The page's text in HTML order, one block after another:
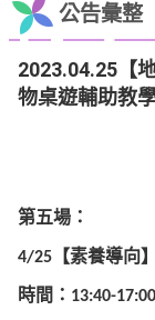
公告彙整
2023.04.25【
物桌遊輔助教
第五場：
4/25 【素養導向】
時間： 13:40-17:00